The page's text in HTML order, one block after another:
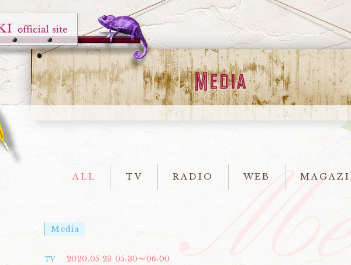
ALL TV RADIO WEB
Media
TV
2020.05.23 05:30〜06:00